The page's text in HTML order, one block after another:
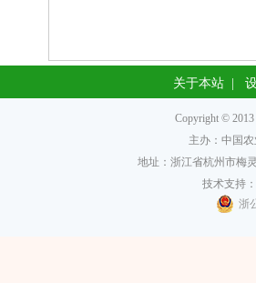
关于本站|
Copyright ©
主办：中国
地址：浙江省杭州市梅
技术支持
浙